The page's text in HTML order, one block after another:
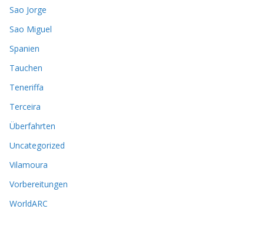
Sao Jorge
Sao Miguel
Spanien
Tauchen
Teneriffa
Terceira
Überfahrten
Uncategorized
Vilamoura
Vorbereitungen
WorldARC